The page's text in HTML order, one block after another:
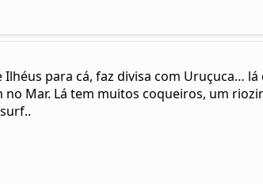
para cá, faz divisa com Uruçuca… lá
Mar. Lá tem muitos coqueiros, um